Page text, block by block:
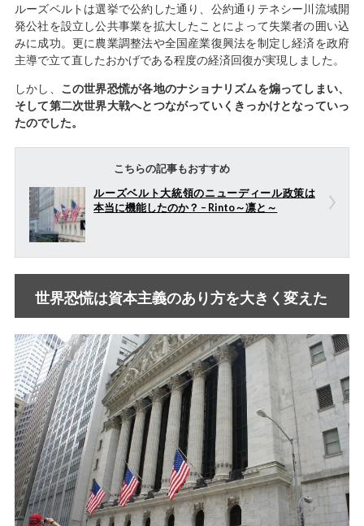
ルーズベルトは選挙で公約した通り、公約通りテネシー川流域開
発公社を設立し公共事業を拡大したことによって失業者の囲い込
みに成功。更に農業調整法や全国産業復興法を制定し経済を政府
主導で立て直したおかげである程度の経済回復が実現しました。
しかし、 この世界恐慌が各地のナショナリズムを煽ってしまい、
そして第二次世界大戦へとつながっていくきっかけとなっていっ
たのでした。
こちらの記事もおすすめ
ルーズベルト大統領のニューディール政策は
本当に機能したのか？ – Rinto～凛と～
世界恐慌は資本主義のあり方を大きく変えた